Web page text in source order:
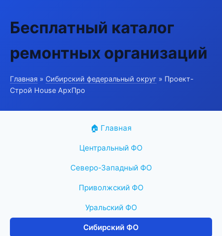
Бесплатный каталог
ремонтных организаций
Главная » Сибирский федеральный округ » Проект-
Строй House АрхПро
🏠 Главная
Центральный ФО
Северо-Западный ФО
Приволжский ФО
Уральский ФО
Сибирский ФО